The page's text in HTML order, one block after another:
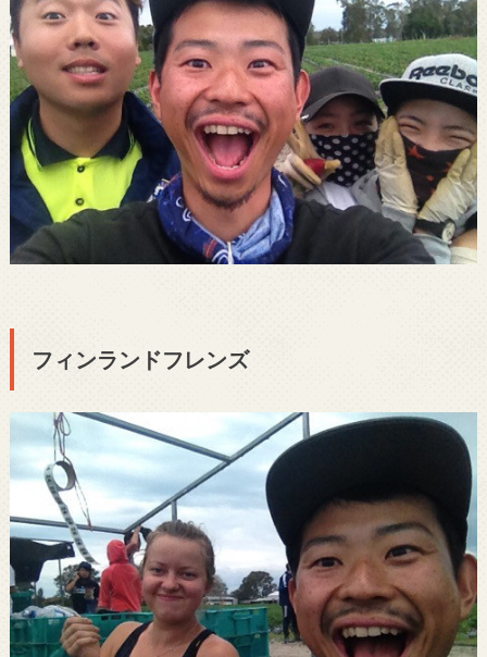
フィンランドフレンズ